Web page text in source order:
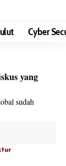
Cyber
yang
sudah